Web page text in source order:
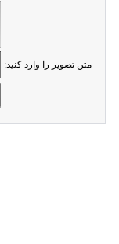
متن تصویر را وارد کنید: